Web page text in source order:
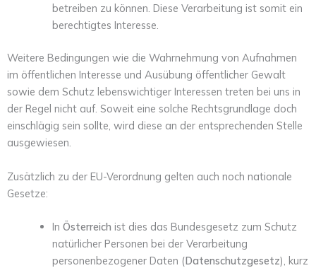
betreiben zu können. Diese Verarbeitung ist somit ein
berechtigtes Interesse.
Weitere Bedingungen wie die Wahrnehmung von Aufnahmen
im öffentlichen Interesse und Ausübung öffentlicher Gewalt
sowie dem Schutz lebenswichtiger Interessen treten bei uns in
der Regel nicht auf. Soweit eine solche Rechtsgrundlage doch
einschlägig sein sollte, wird diese an der entsprechenden Stelle
ausgewiesen.
Zusätzlich zu der EU-Verordnung gelten auch noch nationale
Gesetze:
In Österreich ist dies das Bundesgesetz zum Schutz
natürlicher Personen bei der Verarbeitung
personenbezogener Daten (Datenschutzgesetz), kurz